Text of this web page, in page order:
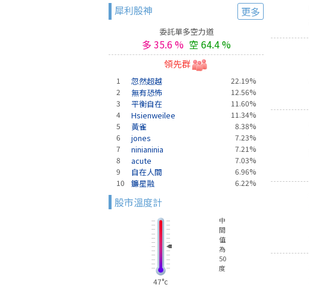
犀利股神 更多
委託單多空力道
多 35.6 % 空 64.4 %
領先群
1 忽然超越
22.19%
2
無有恐怖
12.56%
3
平衡自在
11.60%
4
Hsienweilee
11.34%
5
黃雀
8.38%
6
jones
7.23%
7
ninianinia
7.21%
8
acute
7.03%
9
自在人間
6.96%
10
鐮星融 6.22%
股市溫度計
中
間
值
為
50
度
47°c